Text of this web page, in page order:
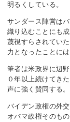
明るくしている。
サンダース陣営は
織り込むことにも
蔑視すらされてい
力となったことに
筆者は米政界に辺
０年以上続けてき
声に強く賛同する。
バイデン政権の外
オバマ政権そのも